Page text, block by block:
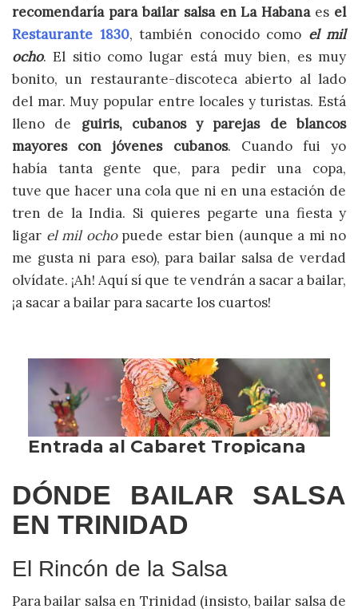
recomendaría para bailar salsa en La Habanaes el
Restaurante 1830, también conocido como el mil
ocho. El sitio como lugar está muy bien, es muy
bonito, un restaurante-discoteca abierto al lado
del mar. Muy popular entre locales y turistas. Está
lleno de guiris, cubanos y parejas de blancos
mayores con jóvenes cubanos. Cuando fui yo
había tanta gente que, para pedir una copa,
tuve que hacer una cola que ni en una estación de
tren de la India. Si quieres pegarte una fiesta y
ligar el mil ochopuede estar bien (aunque a mi no
me gusta ni para eso), para bailar salsa de verdad
olvídate. ¡Ah! Aquí sí que te vendrán a sacar a bailar,
¡a sacar a bailar para sacarte los cuartos!
DÓNDE BAILAR SALSA
EN TRINIDAD
El Rincón de la Salsa
Para bailar salsa en Trinidad (insisto, bailar salsa de